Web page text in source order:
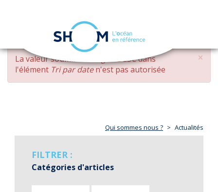
Aller
contenu
principal
navigation
×
MESSAGE
D'ERREUR
La valeur soumise changed DESCdans
l'élément Tri par daten'est pas autorisée
Qui sommes nous ? Actualités
FILTRER :
Catégories d'articles